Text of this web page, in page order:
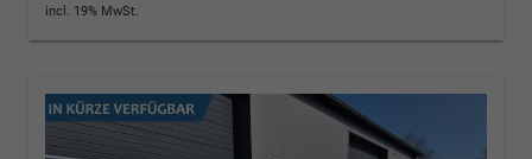
incl. 19% MwSt.